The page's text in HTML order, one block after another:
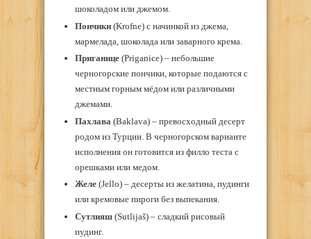
шоколадом или джемом.
Пончики(Krofne) с начинкой из джема,
мармелада, шоколада или заварного крема.
Приганице(Priganice) – небольшие
черногорские пончики, которые подаются с
местным горным мёдом или различными
джемами.
Пахлава (Baklava) – превосходный десерт
родом из Турции. В черногорском варианте
исполнения он готовится из филло теста с
орешками или медом.
Желе (Jello) – десерты из желатина, пудинги
или кремовые пироги без выпекания.
Сутлияш(Sutlijaš) – сладкий рисовый
пудинг.